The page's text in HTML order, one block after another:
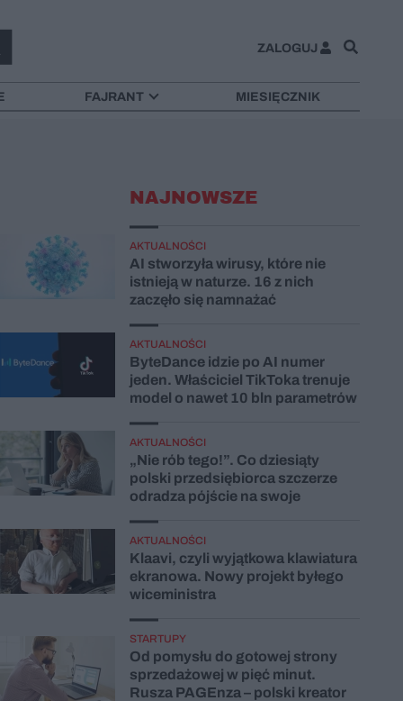
ZALOGUJ
FAJRANT MIESIĘCZNIK
NAJNOWSZE
AKTUALNOŚCI
AI stworzyła wirusy, które nie
istnieją w naturze. 16 z nich
zaczęło się namnażać
AKTUALNOŚCI
ByteDance idzie po AI numer
jeden. Właściciel TikToka trenuje
model o nawet 10 bln parametrów
AKTUALNOŚCI
„Nie rób tego!”. Co dziesiąty
polski przedsiębiorca szczerze
odradza pójście na swoje
AKTUALNOŚCI
Klaavi, czyli wyjątkowa klawiatura
ekranowa. Nowy projekt byłego
wiceministra
STARTUPY
Od pomysłu do gotowej strony
sprzedażowej w pięć minut.
Rusza PAGEnza – polski kreator